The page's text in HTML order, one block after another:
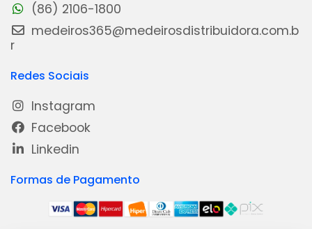
(86) 2106-1800
medeiros365@medeirosdistribuidora.com.b
r
Redes Sociais
Instagram
Facebook
Linkedin
Formas de Pagamento